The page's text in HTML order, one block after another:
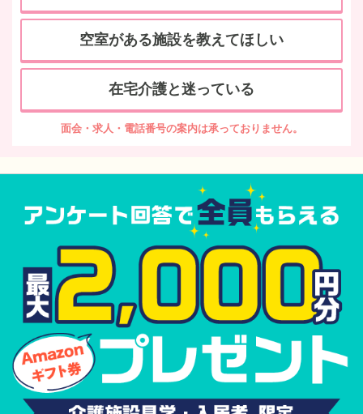
空室がある施設を教えてほしい
在宅介護と迷っている
面会・求人・電話番号の案内は承っておりません。